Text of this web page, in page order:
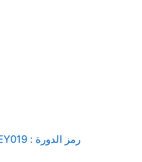
رمز الدورة : EY019